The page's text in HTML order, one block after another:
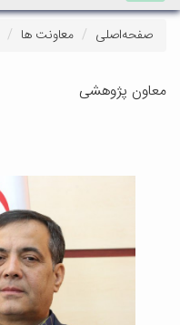
صفحه‌اصلی معاونت ها
معاون پژوهشی